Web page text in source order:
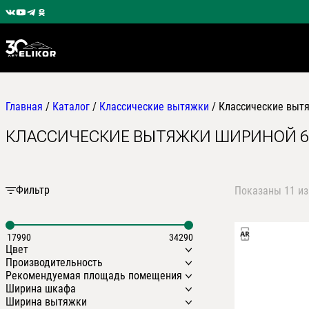
Главная / Каталог / Классические вытяжки / Классические
КЛАССИЧЕСКИЕ ВЫТЯЖКИ ШИРИНОЙ
Фильтр
17990 34290
Цвет
Бежевый
Белый муар
Белый полуматовый
Производительность
650 м3/ч.
700 м3/ч.
1000 м3/ч.
Рекомендуемая площадь помещения
25м2
40м2
Ширина шкафа
500 мм
Ширина вытяжки
Показаны 11